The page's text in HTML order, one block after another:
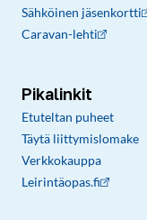
Sähköinen jäsenkortti
Caravan-lehti
Pikalinkit
Etuteltan puheet
Täytä liittymislomake
Verkkokauppa
Leirintäopas.fi